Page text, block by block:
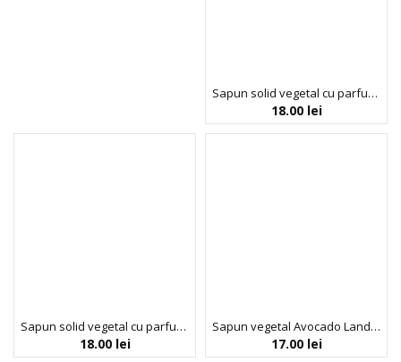
Sapun solid vegetal cu parfum de smochine, Florinda Mosaici, La Dispensa, 100 g
18.00 lei
Sapun solid vegetal cu parfum de trandafir salbatic, Florinda Mosaici, La Dispensa, 100 g
18.00 lei
Sapun vegetal Avocado Land, BOTTEGHE DEL SOLE, Florinda, 100 g
17.00 lei